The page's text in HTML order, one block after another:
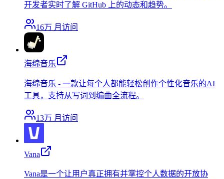
开发者实时了解 GitHub 上的动态和趋势。
16万 月访问
海绵音乐
海绵音乐 - 一款让每个人都能轻松创作个性化音乐的AI
工具，支持从写词到编曲全流程。
13万 月访问
Vana
Vana是一个让用户真正拥有并掌控个人数据的开放协